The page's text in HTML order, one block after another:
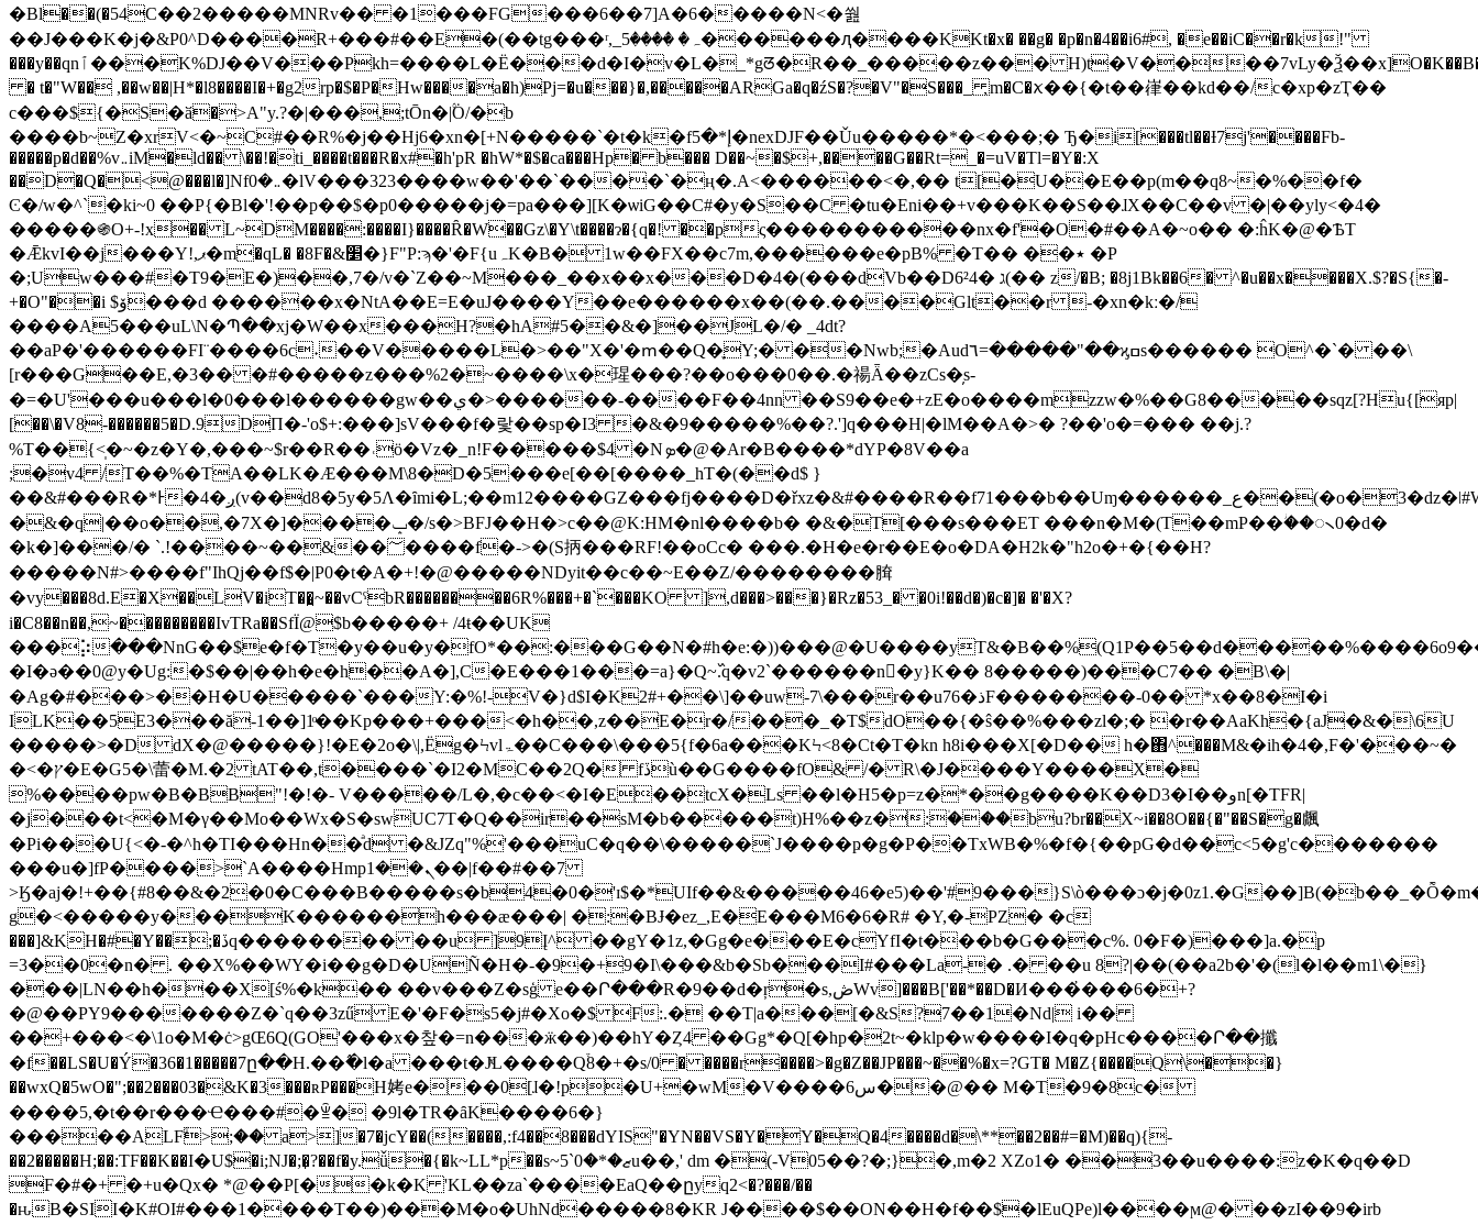
�Bӏ��(�54C��2�����MNRv�� �1���FG���6��7]A�6�����N<�쒎
��J���K�j�&P0^D����R+���#��E�(��tg���ʳ,_ہ� ����5������ԯ����KKt�x� ��g� �p�n�4��i6#, �e��iC��r�k !"
���y��qnٱ���K%DJ��V���Pkh=����L�Ё���d�I�v�L�_*gꢞ�R��_�����z��� H)t�V����7vLy�Ѯ��x]O�K��B�
� t�"W�� ,��w��|H*�l8����I�+�g2rp�$�P�Hw����a�h)Pj=�u���}�,�����ARGa�q�źS�?�V"�S���_ ̦m�C�ꪎ��{�t��嵂��kd��/c�xp�zҬ��
c���${�S�ӑ�>A"y.?�|���,;tŌn�|۟Ȯ/�b
����b~Z�xrV<�~C#��R%�j��Hj6�xn�[+N�����`�t�k�fإ*�5�nexDJF��Ǔu�����*�<���;� Ђ�i[���tl��Ɨ7j'����Fb-
�����p�d��%v܅iM�ld�� \��!�ti_����t���R�x#�h'pR �hW*�$�ca���Hp� b��� D��~�$+,����G��Rt=_�=uV�Tl=�Y�:X
��D�Q�<@���l�]Nf܅�0�lV���323����w��'��`����`�ң�.A<������<�,�� t[�U��E��p(m��q8~�%��f�
Ͼ�/w�^`�ki~0 ��P{�Bl�'!��p��$�p0�����j�=pa���][K�ѡiG��C#�y�S��C �tu�Eni��+v���K��S��ɺX��C��v �|��yly<�4�
�����֍O+-!x�� L~DM����:����I}����Ȓ�W��Gz\�Y\t����ɂ�{q�! ��pς�����������nx�f'�O�#��A�~o�� �:ĥK�@�ѢT
�ǢkvI��j���Y!,ޕ�m�qL� �8F�&׵�}F"P:ϡ�'�F{uہK�B� 1w��FX��c7m,������e�pB% �T�� ��٭ �P
�;Uw���#�T9�E�)��,7�/v�`Z��~M���_��x��x���D�4�(���dVb��D6²4� ג(�� z/�B; �8j1Bk��6� ^�u��x����X.$?�S{�-
+�O"��i $ۆ���d ������x�NtA��E=E�uJ����Y��e������x��(��.����Glt��r -�xn�kː�/
����A5���uL\N�Պ��xj�W��x���H?�hA#5��&�]��JL�/� _4dt?
��aP�'������FI¨����6c˖��V�����L�>��"X�'�ՠ��Q�֪Y;� ��Nwb;�Aud٦=�����"��ϗߛs������ O^�`� ��\
[r���G��E,�3�� �#�����z���%2�~����\x�瑆���?��o���0��.�禓Ǟ��zCs�̦s-
�=�U'���u���l�0���l������gw��ي�>������-����F��4nn ��S9��e�+zE�o����mzzw�%��G8�����sqz[?Hu{[яp|
[��\�V8-������5�D.9DП�-'o$+:���]sV���f�랓��sp�I3 �&�9�����%��?.']q���H|�lM��A�>� ?��'o�=��� ��j.?
%T��{<̩�~�z�Y�,���~$r��R��˓ö�Vz�_n!F�����$4 �Nܤ�@�Ar�B����*dYP�8V��a
;�v4 /T��%�TA��LK�Ӕ���M\8�D�5���e[��[����_hΤ�(��d$ }
��&#���R�*Ͱ�4�ږ(v��d8�5y�5Λ�ȋmi�L;��m12����GZ���fj����D�řxz�&#����R��f71���b��Uɱ������_ع��(�o�3�dz�ǀ#W�"dC�n�k���n�S
�&�q|��o��,�7X�]����ݒ�/s�>BFJ��H�>c��@K:HM�nl����b� �&�T[���s���ET ���n�M�(T��mP��ؗ��᯲0�d�
�k�]���/� `.!����~��&��؅����f�->�(S抦���RF!��oCc� ���.�H�e�r��E�o�DA�H2k�"h2o�+�{��H?
�����N#>����f"IhQj��f$�|P0�t�A�+!�@�����NDyit��c��~E��Z/��������䐛
�vy���8d.E�X��LV�iT��̪~��vCˤbR��������6R%���+�`���KO ],d���>���}�Rz�53_� �0i!��d�)�c�]� �'�X?
i�C8��n��,~���������IvTRa��SfЇ@$b�����+ /4ŧ��UK
���⡵���NnG��$e�f�T�y��u�y�fO*��:���G��N�#h�e:�))���@�U����yT&�B��%(Q1P��5�
�I�ә��0@y�Ug:�$��|��h�e�h��A�],C�E���1���=a}�Q~߰.q�v2`������n�y}K�� 8�����)���C7�� �B\�|
�Ag�#���>��H�U�����`���Y:�%!-V�}d$I�K2#+��\]��uw-7\���r��u76�ذF�������-0�� *x��8�I�i
ILK��5E3���ă-1��]1ͦ��Kp���+���<�h��,z��E�r�/���_�T$dO��{�ŝ��%���zl�;� �r��AaKh�{aJ�&�\6U
�����>�D dX�@�����}!�E�2o�\|,Ëg�Ϟvlۃ��C���\���5{f�6а���KϞ<8�Ct�T�kn h8i���X[�D�� h�΋^���M&�ih�4�,F�'���~�
�<�ץ�E�G5�\蕾�M.�2 tAT��,t����`�I2�MC��2Q� fڏù��G����fO& /� R\�J����Y����X�
%����pw�B�BB"!�!�- V�����/L�,�c��<�I�E��tcX�Ls ��l�H5�p=z�*��g����K��D3�I��وn[�TFR|
�j���t<�M�γ��Mo��Wx�S�swUC7T�Q��ir��sM�b�����t)H%��z�:۠���bu?br��X~i��8O��{�"��S�g�䬌
�Pi���U{<�-�^h�TI���Hn��ͣd �&JZq"%'���uC�q��\�����`J����ҏ�g�P��TxWB�%�f�{��pG�d��c<5�g'c�������
���u�]fP����>`A����Hmpܢ��1��|f��#��7
>Ӄ�aj�!+��{#8��&�2�0�C���B�����s�b4�0�'ɪ$�*UIf��&�����46�e5)��'#9���}S\ò���ɔ�j�0z1.�G
g�<�����y���K������h���æ���| �:�BɈ�ez_,E�E���M6�6�R# �Y,�-PZ� �с
���]&KH�#�Y��;�ڏq�������� ��u ]9Į^ ��gY�1z,�Gg�e���E�cYfI�t���b�G���c%. 0�F�)���]a.�p
=3��0�n� . ��X%��WY�i��g�D�UÑ�H�-�9�+9�I\���&b�Sb���I#���La-� .� ��u 8?|��(��a2b�'�(l�l��m1\�}
���|LN��h���X[ś%�k�� ��v���Z�sģ e��Ր���R�9��d�ŗ�s,ڞWv]���B['��*��D�И���҆���6�+?
�@��PҮ9�������Z�`q��3zű E�'�F�s5�j#�Xo�$ F:.� ��T|a���[�&S?7��1�Nd| i��
��+���<�\1o�M�ċ>gŒ6Q(GO'���x�챂�=n���ӝ��)��hY�Ȥ4 ��Gg*�Q[�hp�2t~�klp�w����I�q�pHc����Ր��攕
�f��LS�U�Ý�36�1�����7ը��H.��߮�l�a ���t�JͯL����Q֒8�+�s/0 � ����r����>�g�Z��JP���~��%�x=?GT� M�Z{����Q\��}
��wxQ�5wO�";��2���03�&K�3���ʀP���H㛈e���0[ɺ�!p�U+�wM�V����س6��@�� M�T�9�8c�
����5,�t��r���Ҽ���#�ꁇ� �9l�TR�ȃK����6�}
�����ALFۙ>;�� a>]�7�jcY��(����,:f4��8���dYIS"�YN��VS�Y�Y�Q�4����d�\**��2��#=�M)��q){-
��2�����H;��:TF��K��І�U$�i;NJ�;�̞?��f�y.ǚ�{�k~LL*p��s~ޒ�*�0`5u��,' dm �(-V05��?�;}�,m�2 XZo1� ��3��u����:z�K�q��D
F�#�+ �+u�Qx� *@��P[��k�K 'KL��za`����EaQ��ըyq2<�?���/��
�ԋB�SII�K#OI#���1����T��)���M�o�UhNd�����8�KR J����$��ON��H�f��$�lEuQPe)l����ϻ@� ��zI��9�irb